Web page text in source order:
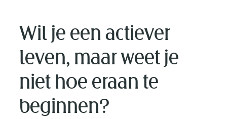
Wil je een actiever
leven, maar weet je
niet hoe eraan te
beginnen?